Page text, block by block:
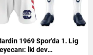
1969 Spor'da 1. Lig
İki dev